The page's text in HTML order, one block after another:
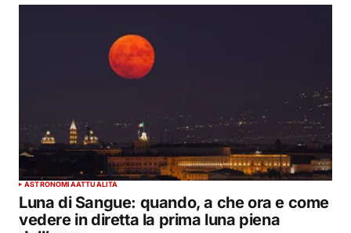
ASTRONOMIAATTUALITÀ
Luna di Sangue: quando, a che ora e come
vedere in diretta la prima luna piena